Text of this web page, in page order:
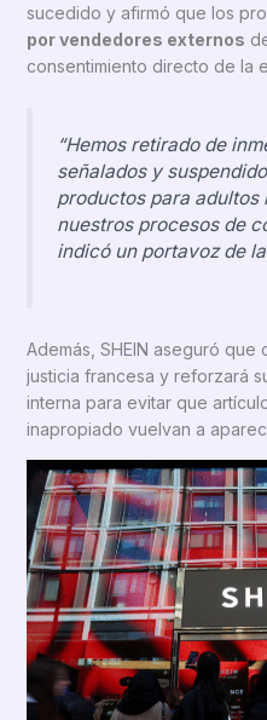
sucedido y afirmó que los
por vendedores externos
consentimiento directo de la
“Hemos retirado de
señalados y
productos para adultos
nuestros procesos de
indicó un portavoz de
Además, SHEIN aseguró
justicia francesa y reforzará
interna para evitar que
inapropiado vuelvan a